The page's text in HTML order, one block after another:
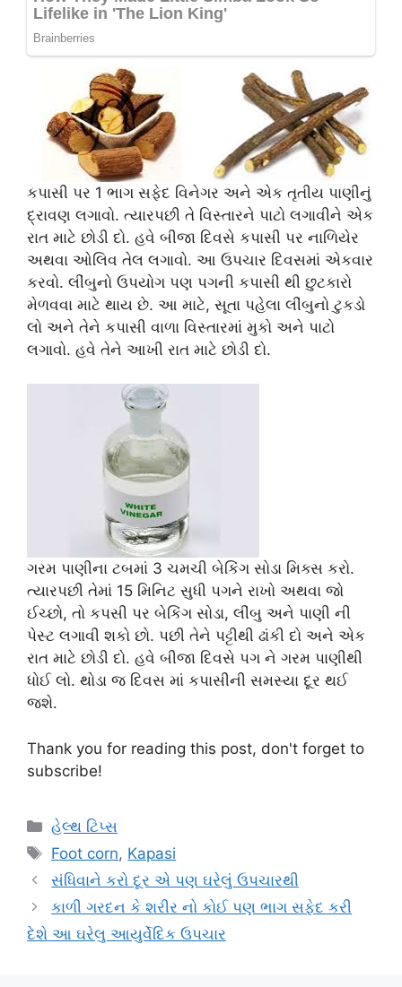
કપાસી પર 1 ભાગ સફેદ વિનેગર અને એક તૃતીય પાણીનું
દ્રાવણ લગાવો. ત્યારપછી તે વિસ્તારને પાટો લગાવીને એક
રાત માટે છોડી દો. હવે બીજા દિવસે કપાસી પર નાળિયેર
અથવા ઓલિવ તેલ લગાવો. આ ઉપચાર દિવસમાં એકવાર
કરવો. લીંબુનો ઉપયોગ પણ પગની કપાસી થી છુટકારો
મેળવવા માટે થાય છે. આ માટે, સૂતા પહેલા લીંબુનો ટુકડો
લો અને તેને કપાસી વાળા વિસ્તારમાં મુકો અને પાટો
લગાવો. હવે તેને આખી રાત માટે છોડી દો.
ગરમ પાણીના ટબમાં 3 ચમચી બેકિંગ સોડા મિક્સ કરો.
ત્યારપછી તેમાં 15 મિનિટ સુધી પગને રાખો અથવા જો
ઈચ્છો, તો કપસી પર બેકિંગ સોડા, લીંબુ અને પાણી ની
પેસ્ટ લગાવી શકો છો. પછી તેને પટ્ટીથી ઢાંકી દો અને એક
રાત માટે છોડી દો. હવે બીજા દિવસે પગ ને ગરમ પાણીથી
ધોઈ લો. થોડા જ દિવસ માં કપાસીની સમસ્યા દૂર થઈ
જશે.
Thank you for reading this post, don't forget to
subscribe!
Categories
હેલ્થ ટિપ્સ
Tags
Foot corn, Kapasi
સંધિવાને કરો દૂર એ પણ ઘરેલું ઉપચારથી
કાળી ગરદન કે શરીર નો કોઈ પણ ભાગ સફેદ કરી
દેશે આ ઘરેલુ આયુર્વેદિક ઉપચાર